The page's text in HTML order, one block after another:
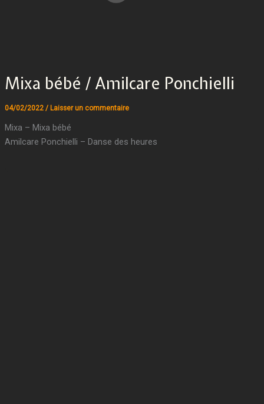
Mixa bébé / Amilcare Ponchielli
04/02/2022 / Laisser un commentaire
Mixa – Mixa bébé
Amilcare Ponchielli – Danse des heures